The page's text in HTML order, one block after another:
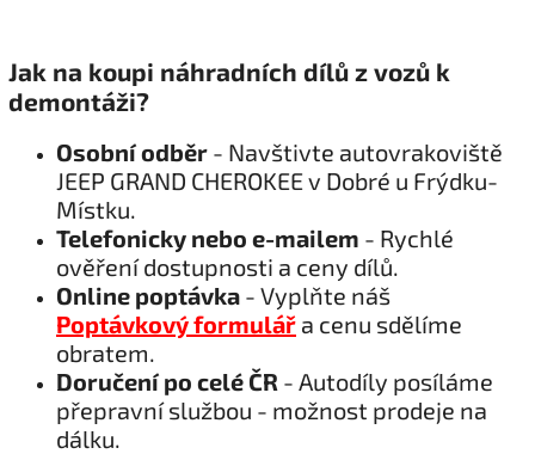
Jak na koupi náhradních dílů z vozů k
demontáži?
Osobní odběr - Navštivte autovrakoviště
JEEP GRAND CHEROKEE v Dobré u Frýdku-
Místku.
Telefonicky nebo e-mailem - Rychlé
ověření dostupnosti a ceny dílů.
Online poptávka - Vyplňte náš
Poptávkový formulář a cenu sdělíme
obratem.
Doručení po celé ČR - Autodíly posíláme
přepravní službou - možnost prodeje na
dálku.